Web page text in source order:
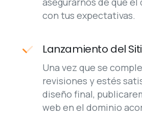
Una vez que se
diseño final,
web en el dominio
poniéndolo en línea y
tus visitantes.